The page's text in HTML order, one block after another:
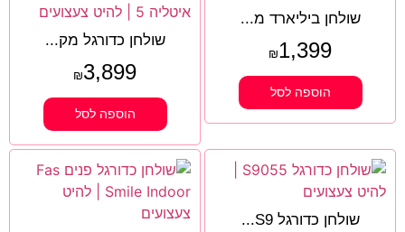
שולחן ביליארד מ...
₪1,399
הוספה לסל
שולחן כדורגל מק...
₪3,899
הוספה לסל
שולחן כדורגל S9...